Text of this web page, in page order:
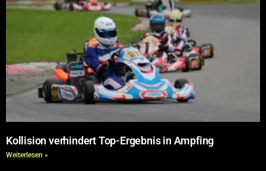
Kollision verhindert Top-Ergebnis in Ampfing
Weiterlesen »